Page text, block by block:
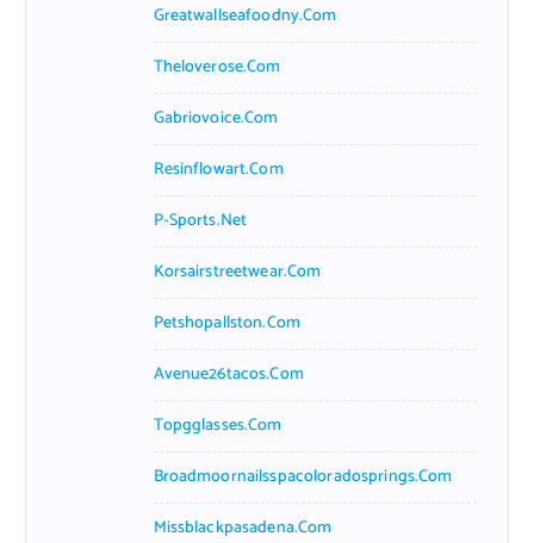
Greatwallseafoodny.com
Theloverose.com
Gabriovoice.com
Resinflowart.com
P-Sports.net
Korsairstreetwear.com
Petshopallston.com
Avenue26tacos.com
Topgglasses.com
Broadmoornailsspacoloradosprings.com
Missblackpasadena.com